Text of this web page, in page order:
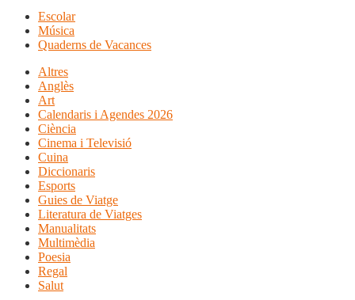
Escolar
Música
Quaderns de Vacances
Altres
Anglès
Art
Calendaris i Agendes 2026
Ciència
Cinema i Televisió
Cuina
Diccionaris
Esports
Guies de Viatge
Literatura de Viatges
Manualitats
Multimèdia
Poesia
Regal
Salut